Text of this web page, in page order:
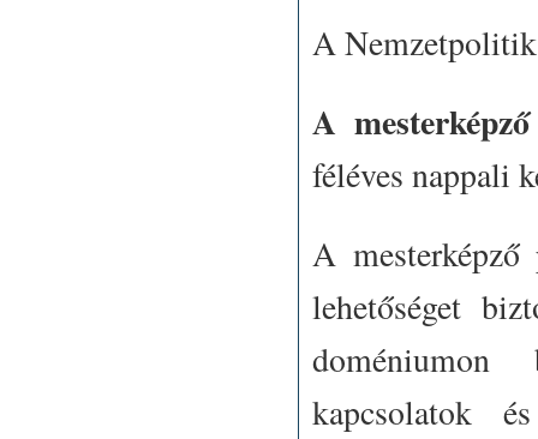
A
A
féléves nappali
A
lehetőséget
kapcsolatok